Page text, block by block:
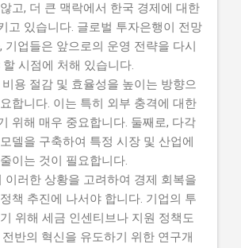
고, 더 큰 맥락에서 한국 경제에 대한
고 있습니다. 글로벌 투자은행이 전망
기업들은 앞으로의 운영 전략을 다시
시점에 처해 있습니다.
용 절감 및 효율성을 높이는 방향으
합니다. 이는 특히 외부 충격에 대한
위해 매우 중요합니다. 둘째로, 다각
델을 구축하여 특정 시장 및 산업에
이는 것이 필요합니다.
이러한 상황을 고려하여 경제 회복을
책 추진에 나서야 합니다. 기업의 투
위해 세금 인센티브나 지원 정책도
반의 혁신을 유도하기 위한 연구개